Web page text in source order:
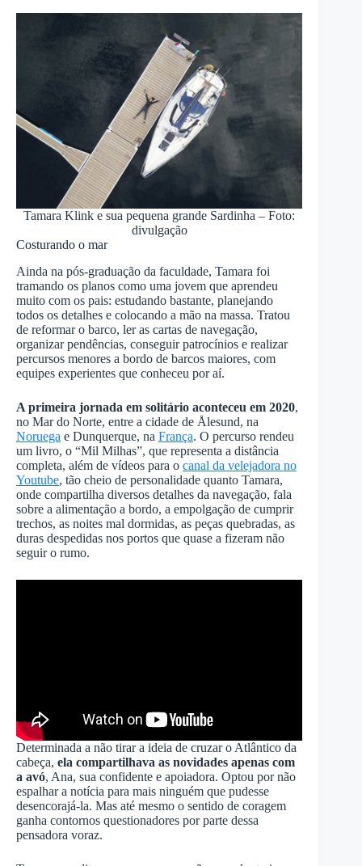
Tamara Klink e sua pequena grande Sardinha – Foto:
divulgação
Costurando o mar
Ainda na pós-graduação da faculdade, Tamara foi
tramando os planos como uma jovem que aprendeu
muito com os pais: estudando bastante, planejando
todos os detalhes e colocando a mão na massa. Tratou
de reformar o barco, ler as cartas de navegação,
organizar pendências, conseguir patrocínios e realizar
percursos menores a bordo de barcos maiores, com
equipes experientes que conheceu por aí.
A primeira jornada em solitário aconteceu em 2020,
no Mar do Norte, entre a cidade de Ålesund, na
Noruega e Dunquerque, na França. O percurso rendeu
um livro, o “Mil Milhas”, que representa a distância
completa, além de vídeos para o canal da velejadora no
Youtube, tão cheio de personalidade quanto Tamara,
onde compartilha diversos detalhes da navegação, fala
sobre a alimentação a bordo, a empolgação de cumprir
trechos, as noites mal dormidas, as peças quebradas, as
duras despedidas nos portos que quase a fizeram não
seguir o rumo.
Determinada a não tirar a ideia de cruzar o Atlântico da
cabeça, ela compartilhava as novidades apenas com
a avó, Ana, sua confidente e apoiadora. Optou por não
espalhar a notícia para mais ninguém que pudesse
desencorajá-la. Mas até mesmo o sentido de coragem
ganha contornos questionadores por parte dessa
pensadora voraz.